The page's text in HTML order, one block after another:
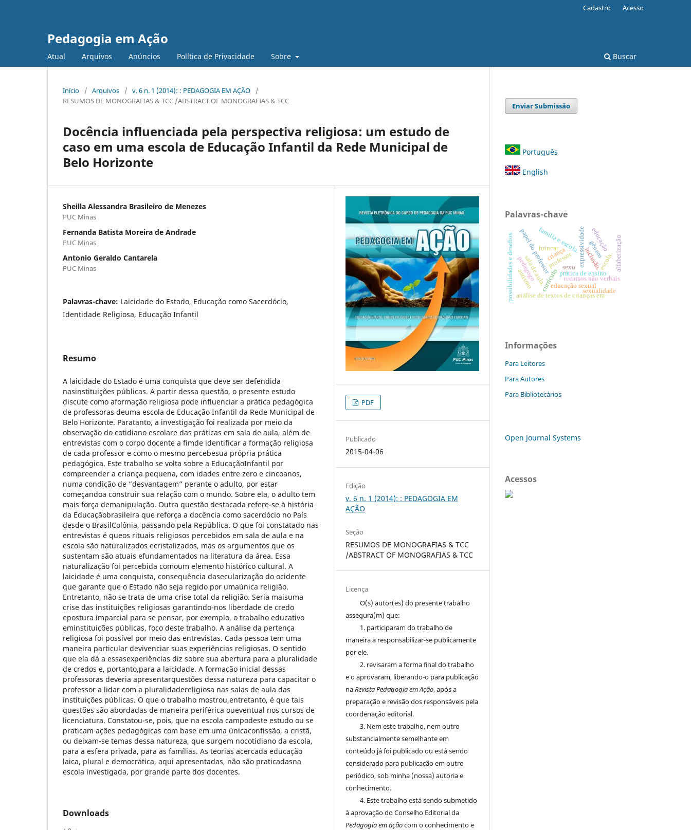
Pedagogia em Ação
Atual Arquivos Anúncios Política de Privacidade Sobre Buscar
Cadastro Acesso
Início / Arquivos / v. 6 n. 1 (2014): : PEDAGOGIA EM AÇÃO
/
RESUMOS DE MONOGRAFIAS & TCC /ABSTRACT OF MONOGRAFIAS & TCC
Docência influenciada pela perspectiva religiosa: um estudo de
caso em uma escola de Educação Infantil da Rede Municipal de
Belo Horizonte
Sheilla Alessandra Brasileiro de Menezes
PUC Minas
Fernanda Batista Moreira de Andrade
PUC Minas
Antonio Geraldo Cantarela
PUC Minas
Palavras-chave: Laicidade do Estado, Educação como Sacerdócio,
Identidade Religiosa, Educação Infantil
Resumo
A laicidade do Estado é uma conquista que deve ser defendida
nasinstituições públicas. A partir dessa questão, o presente estudo
discute como aformação religiosa pode influenciar a prática pedagógica
de professoras deuma escola de Educação Infantil da Rede Municipal de
Belo Horizonte. Paratanto, a investigação foi realizada por meio da
observação do cotidiano escolare das práticas em sala de aula, além de
entrevistas com o corpo docente a fimde identificar a formação religiosa
de cada professor e como o mesmo percebesua própria prática
pedagógica. Este trabalho se volta sobre a EducaçãoInfantil por
compreender a criança pequena, com idades entre zero e cincoanos,
numa condição de “desvantagem” perante o adulto, por estar
começandoa construir sua relação com o mundo. Sobre ela, o adulto tem
mais força demanipulação. Outra questão destacada refere-se à história
da Educaçãobrasileira que reforça a docência como sacerdócio no País
desde o BrasilColônia, passando pela República. O que foi constatado nas
entrevistas é queos rituais religiosos percebidos em sala de aula e na
escola são naturalizados ecristalizados, mas os argumentos que os
sustentam são atuais efundamentados na literatura da área. Essa
naturalização foi percebida comoum elemento histórico cultural. A
laicidade é uma conquista, consequência dasecularização do ocidente
que garante que o Estado não seja regido por umaúnica religião.
Entretanto, não se trata de uma crise total da religião. Seria maisuma
crise das instituições religiosas garantindo-nos liberdade de credo
epostura imparcial para se pensar, por exemplo, o trabalho educativo
eminstituições públicas, foco deste trabalho. A análise da pertença
religiosa foi possível por meio das entrevistas. Cada pessoa tem uma
maneira particular devivenciar suas experiências religiosas. O sentido
que ela dá a essasexperiências diz sobre sua abertura para a pluralidade
de credos e, portanto,para a laicidade. A formação inicial dessas
professoras deveria apresentarquestões dessa natureza para capacitar o
professor a lidar com a pluralidadereligiosa nas salas de aula das
instituições públicas. O que o trabalho mostrou,entretanto, é que tais
questões são abordadas de maneira periférica oueventual nos cursos de
licenciatura. Constatou-se, pois, que na escola campodeste estudo ou se
praticam ações pedagógicas com base em uma únicaconfissão, a cristã,
ou deixam-se temas dessa natureza, que surgem nocotidiano da escola,
para a esfera privada, para as famílias. As teorias acercada educação
laica, plural e democrática, aqui apresentadas, não são praticadasna
escola investigada, por grande parte dos docentes.
Downloads
PDF
Publicado
2015-04-06
Edição
v. 6 n. 1 (2014): : PEDAGOGIA EM
AÇÃO
Seção
RESUMOS DE MONOGRAFIAS & TCC
/ABSTRACT OF MONOGRAFIAS & TCC
Licença
O(s) autor(es) do presente trabalho
assegura(m) que:
1. participaram do trabalho de
maneira a responsabilizar-se publicamente
por ele.
2. revisaram a forma final do trabalho
e o aprovaram, liberando-o para publicação
naRevista Pedagogia em Ação, após a
preparação e revisão dos responsáveis pela
coordenação editorial.
3. Nem este trabalho, nem outro
substancialmente semelhante em
conteúdo já foi publicado ou está sendo
considerado para publicação em outro
periódico, sob minha (nossa) autoria e
conhecimento.
4. Este trabalho está sendo submetido
à aprovação do Conselho Editorial da
Pedagogia em açãocom o conhecimento e
Enviar Submissão
Português
English
Palavras-chave
currículoprática de ensino
papel do professor inclusão.
expressividade
professor
recursos não verbais
sala de aula.
análise de textos de crianças em
pedagogo
possibilidades e desafios. educação sexual
sexo
sexualidade
criança
família e escola.
brincar
escola.
gênero
educação alfabetização
autismo
Informações
Para Leitores
Para Autores
Para Bibliotecários
Open Journal Systems
Acessos